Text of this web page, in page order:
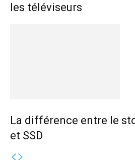
les téléviseurs
La différence entre le
et SSD